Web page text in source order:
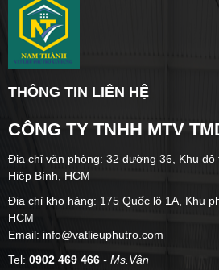
THÔNG TIN LIÊN HỆ
CÔNG TY TNHH MTV
Địa chỉ văn phòng: 32 đường 36, Khu đô
Hiệp Bình, HCM
Địa chỉ kho hàng: 175 Quốc lộ 1A, Khu
HCM
Email: info@vatlieuphutro.com
Tel: 0902 469 466 - Ms.Vân